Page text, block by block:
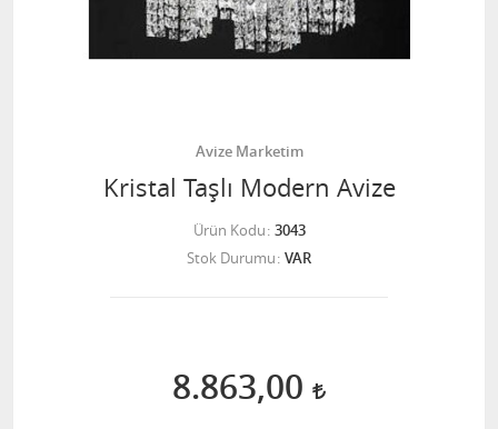
Avize Marketim
Kristal Taşlı Modern Avize
Ürün Kodu 3043
Stok Durumu VAR
8.863,00